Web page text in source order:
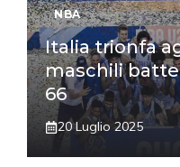
NBA
Italia trionfa
maschili
66
20 Luglio 2025